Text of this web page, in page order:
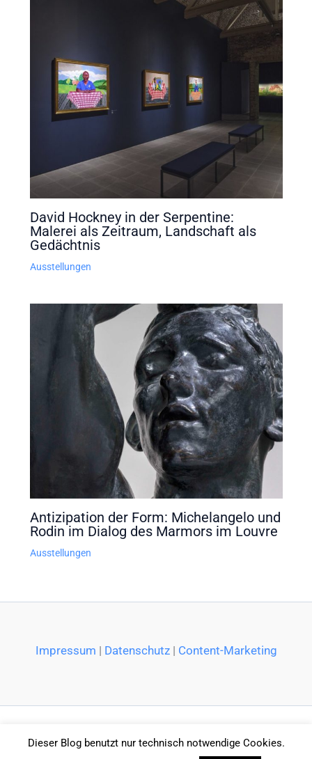
David Hockney in der Serpentine:
Malerei als Zeitraum, Landschaft als
Gedächtnis
Ausstellungen
Antizipation der Form: Michelangelo und
Rodin im Dialog des Marmors im Louvre
Ausstellungen
Impressum | Datenschutz| Content-Marketing
Dieser Blog benutzt nur technisch notwendige Cookies.